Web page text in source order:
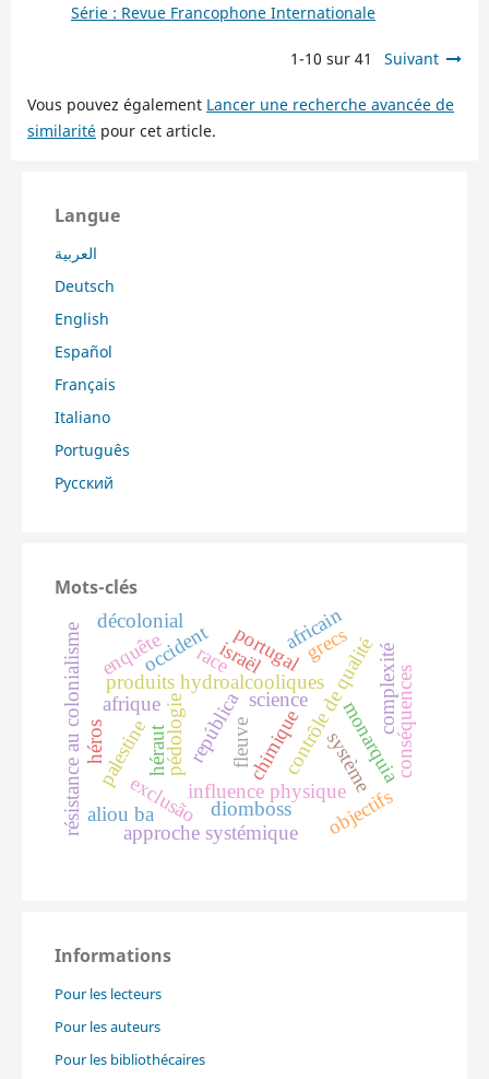
Série : Revue Francophone Internationale
1-10 sur 41 Suivant
Vous pouvez également Lancer une recherche avancée de
similaritépour cet article.
Langue
العربية
Deutsch
English
Español
Français
Italiano
Português
Русский
Mots-clés
influence physique
chimique
fleuve
diomboss
pédologie
produits hydroalcooliquescontrôle de qualité
monarquia
república
portugal
exclusão
afrique
israël
palestine
objectifs
conséquences
aliou ba
occident
résistance au colonialisme système
approche systémique
complexité
science
africain
enquête race
décolonial
héraut
héros
grecs
Informations
Pour les lecteurs
Pour les auteurs
Pour les bibliothécaires